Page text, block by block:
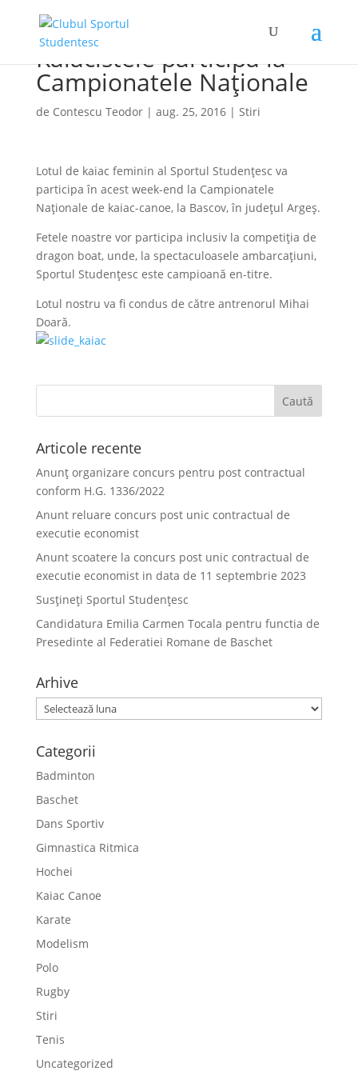
Kaiacistele participă la
Campionatele Naționale
de Contescu Teodor| aug. 25, 2016| Stiri
Lotul de kaiac feminin al Sportul Studențesc va
participa în acest week-end la Campionatele
Naționale de kaiac-canoe, la Bascov, în județul Argeș.
Fetele noastre vor participa inclusiv la competiția de
dragon boat, unde, la spectaculoasele ambarcațiuni,
Sportul Studențesc este campioană en-titre.
Lotul nostru va fi condus de către antrenorul Mihai
Doară.
Articole recente
Anunț organizare concurs pentru post contractual
conform H.G. 1336/2022
Anunt reluare concurs post unic contractual de
executie economist
Anunt scoatere la concurs post unic contractual de
executie economist in data de 11 septembrie 2023
Susțineți Sportul Studențesc
Candidatura Emilia Carmen Tocala pentru functia de
Presedinte al Federatiei Romane de Baschet
Arhive
Arhive
Categorii
Badminton
Baschet
Dans Sportiv
Gimnastica Ritmica
Hochei
Kaiac Canoe
Karate
Modelism
Polo
Rugby
Stiri
Tenis
Uncategorized